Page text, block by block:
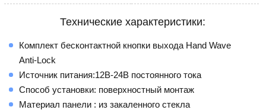
Технические характеристики:
Комплект бесконтактной кнопки выхода Hand Wave
Anti-Lock
Источник питания:12В-24В постоянного тока
Способ установки: поверхностный монтаж
Материал панели : из закаленного стекла